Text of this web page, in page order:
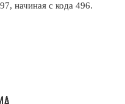
начиная с кода 496.